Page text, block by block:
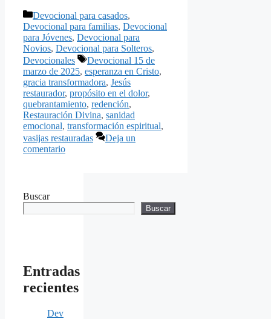
Categorías
Devocional para casados,
Devocional para familias, Devocional
para Jóvenes, Devocional para
Novios, Devocional para Solteros,
Devocionales
Etiquetas
Devocional 15 de
marzo de 2025, esperanza en Cristo,
gracia transformadora, Jesús
restaurador, propósito en el dolor,
quebrantamiento, redención,
Restauración Divina, sanidad
emocional, transformación espiritual,
vasijas restauradas
Deja un
comentario
Buscar
Buscar
Entradas
recientes
Dev